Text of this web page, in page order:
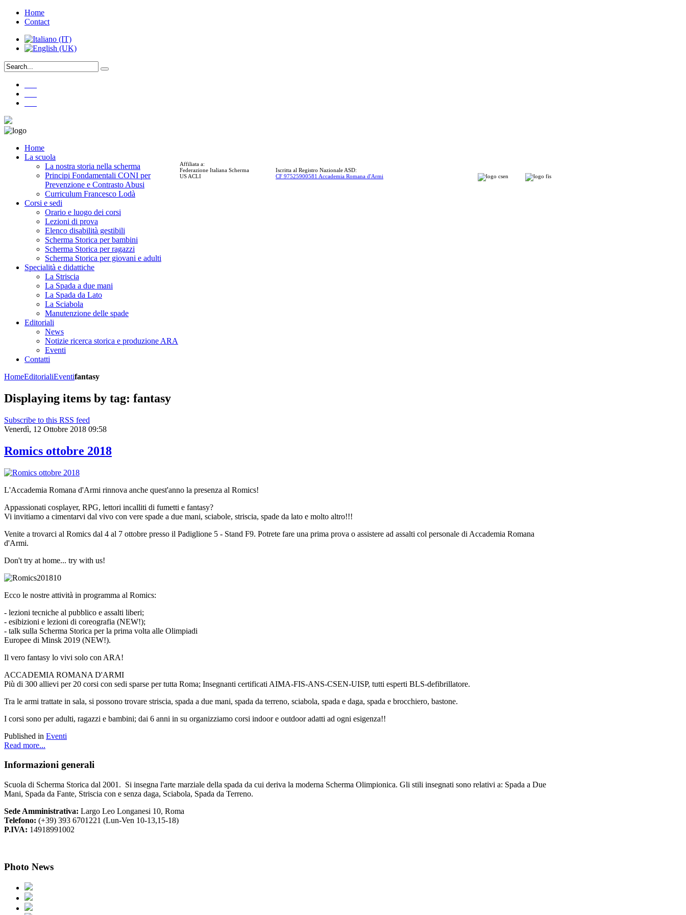
Home
Contact
Affiliata a:
Federazione Italiana Scherma
US ACLI
Iscritta al Registro Nazionale ASD:
CF 97525900581 Accademia Romana d'Armi
Home
La scuola
La nostra storia nella scherma
Principi Fondamentali CONI per
Prevenzione e Contrasto Abusi
Curriculum Francesco Lodà
Corsi e sedi
Orario e luogo dei corsi
Lezioni di prova
Elenco disabilità gestibili
Scherma Storica per bambini
Scherma Storica per ragazzi
Scherma Storica per giovani e adulti
Specialità e didattiche
La Striscia
La Spada a due mani
La Spada da Lato
La Sciabola
Manutenzione delle spade
Editoriali
News
Notizie ricerca storica e produzione ARA
Eventi
Contatti
HomeEditorialiEventifantasy
Displaying items by tag: fantasy
Subscribe to this RSS feed
Venerdì, 12 Ottobre 2018 09:58
Romics ottobre 2018
L'Accademia Romana d'Armi rinnova anche quest'anno la presenza al Romics!
Appassionati cosplayer, RPG, lettori incalliti di fumetti e fantasy?
Vi invitiamo a cimentarvi dal vivo con vere spade a due mani, sciabole, striscia, spade da lato e molto altro!!!
Venite a trovarci al Romics dal 4 al 7 ottobre presso il Padiglione 5 - Stand F9. Potrete fare una prima prova o assistere ad assalti col personale di Accademia Romana
d'Armi.
Don't try at home... try with us!
Ecco le nostre attività in programma al Romics:
- lezioni tecniche al pubblico e assalti liberi;
- esibizioni e lezioni di coreografia (NEW!);
- talk sulla Scherma Storica per la prima volta alle Olimpiadi
Europee di Minsk 2019 (NEW!).
Il vero fantasy lo vivi solo con ARA!
ACCADEMIA ROMANA D'ARMI
Più di 300 allievi per 20 corsi con sedi sparse per tutta Roma; Insegnanti certificati AIMA-FIS-ANS-CSEN-UISP, tutti esperti BLS-defibrillatore.
Tra le armi trattate in sala, si possono trovare striscia, spada a due mani, spada da terreno, sciabola, spada e daga, spada e brocchiero, bastone.
I corsi sono per adulti, ragazzi e bambini; dai 6 anni in su organizziamo corsi indoor e outdoor adatti ad ogni esigenza!!
Published in Eventi
Read more...
Informazioni generali
Scuola di Scherma Storica dal 2001. Si insegna l'arte marziale della spada da cui deriva la moderna Scherma Olimpionica. Gli stili insegnati sono relativi a: Spada a Due
Mani, Spada da Fante, Striscia con e senza daga, Sciabola, Spada da Terreno.
Sede Amministrativa: Largo Leo Longanesi 10, Roma
Telefono: (+39) 393 6701221 (Lun-Ven 10-13,15-18)
P.IVA: 14918991002
Photo News